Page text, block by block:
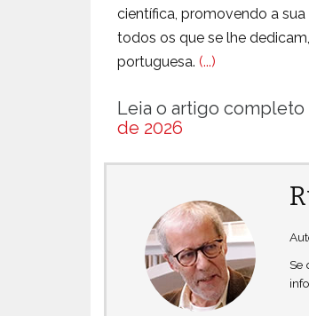
científica, promovendo a
todos os que se lhe
portuguesa. (...)
Leia o artigo completo
de 2026
Se